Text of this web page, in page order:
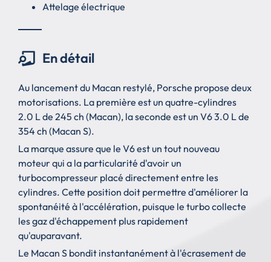
Attelage électrique
En détail
Au lancement du Macan restylé, Porsche propose deux
motorisations. La première est un quatre-cylindres
2.0 L de 245 ch (Macan), la seconde est un V6 3.0 L de
354 ch (Macan S).
La marque assure que le V6 est un tout nouveau
moteur qui a la particularité d'avoir un
turbocompresseur placé directement entre les
cylindres. Cette position doit permettre d'améliorer la
spontanéité à l'accélération, puisque le turbo collecte
les gaz d'échappement plus rapidement
qu'auparavant.
Le Macan S bondit instantanément à l'écrasement de